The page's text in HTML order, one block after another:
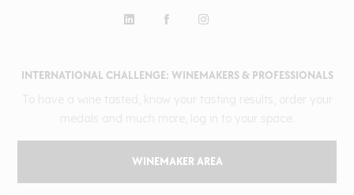
INTERNATIONAL CHALLENGE: WINEMAKERS & PROFESSIONALS
WINEMAKER AREA